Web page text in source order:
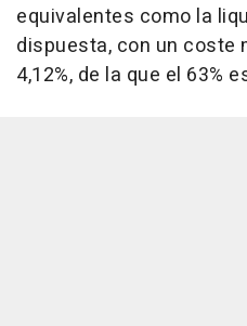
equivalentes como la
dispuesta, con un coste
4,12%, de la que el 63%